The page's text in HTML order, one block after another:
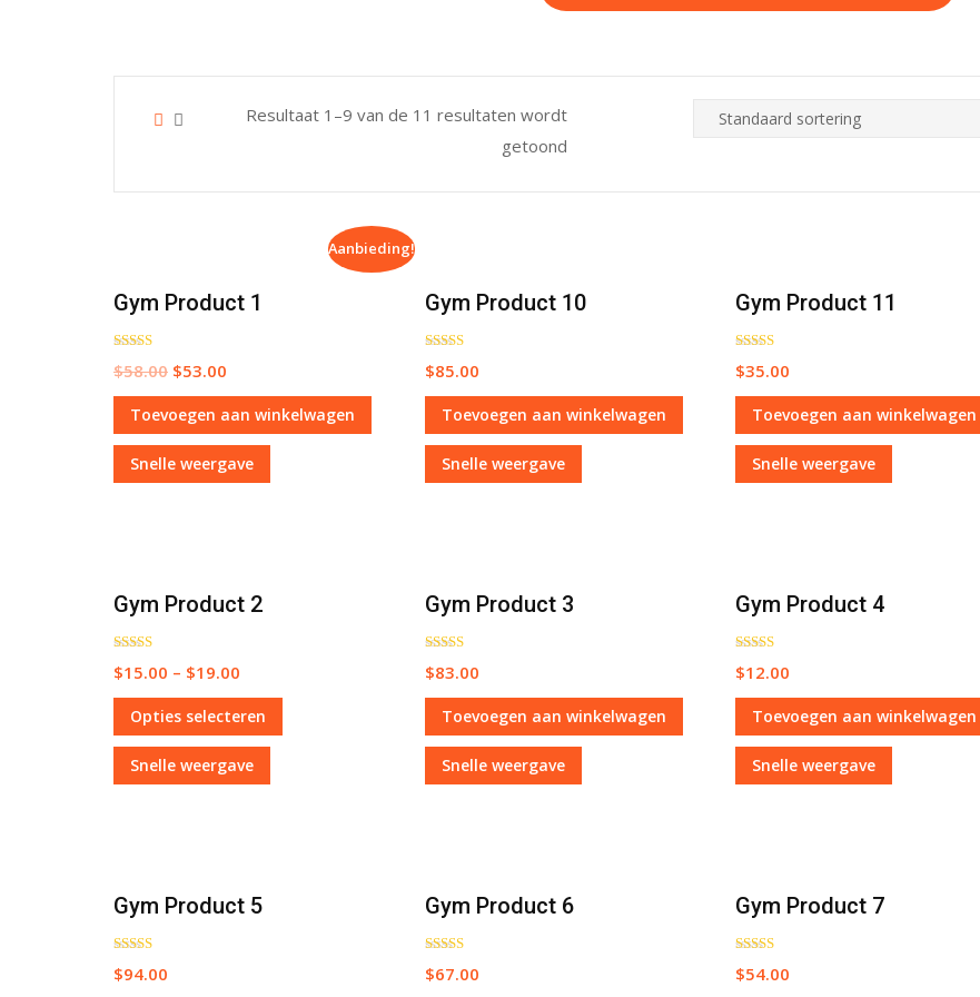
Resultaat 1–9 van de 11 resultaten wordt
getoond
Aanbieding!
Gym Product 1
Waardering
5.00
$58.00 $53.00
Toevoegen aan winkelwagen
Snelle weergave
Gym Product 10
Waardering
5.00
$85.00
Toevoegen aan winkelwagen
Snelle weergave
Gym Product 11
Waardering
5.00
$35.00
Toevoegen aan winkelwagen
Snelle weergave
Gym Product 2
Waardering
5.00
$15.00 – $19.00
Opties selecteren
Snelle weergave
Gym Product 3
Waardering
5.00
$83.00
Toevoegen aan winkelwagen
Snelle weergave
Gym Product 4
Waardering
5.00
$12.00
Toevoegen aan winkelwagen
Snelle weergave
Gym Product 5
Waardering
5.00
$94.00
Gym Product 6
Waardering
5.00
$67.00
Gym Product 7
Waardering
5.00
$54.00